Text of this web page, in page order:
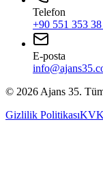
Telefon
+90 551 353
E-posta
© 2026 Ajans 35.
Gizlilik Politikası